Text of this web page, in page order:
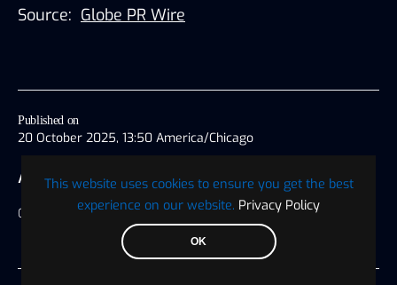
This website uses cookies to ensure you get the best
experience on our website. Privacy Policy
OK
Published on
20 October 2025, 13:50 America/Chicago
AUTHOR
Globe PRwire
Source: Globe PR Wire